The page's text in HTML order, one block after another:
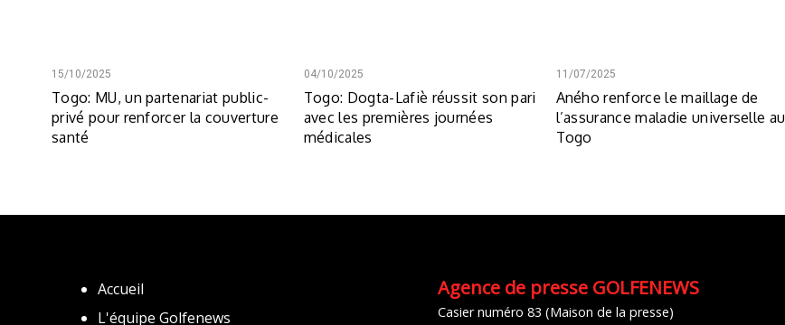
15/10/2025
Togo: MU, un partenariat public-
privé pour renforcer la couverture
santé
04/10/2025
Togo: Dogta-Lafiè réussit son pari
avec les premières journées
médicales
11/07/2025
Aného renforce le maillage de
l’assurance maladie universelle au
Togo
Accueil
L'équipe Golfenews
Agence de presse GOLFENEWS
Casier numéro 83 (Maison de la presse)